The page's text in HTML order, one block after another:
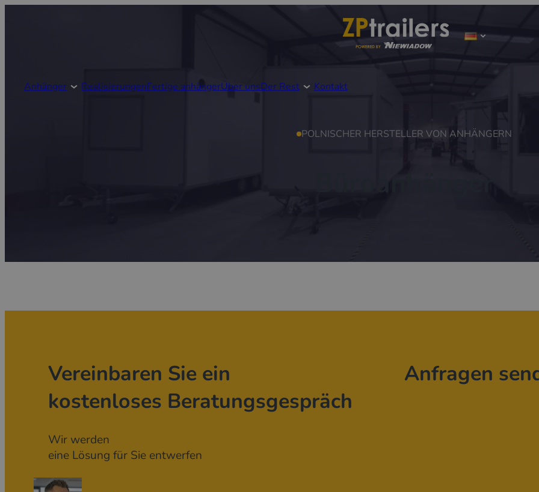
Anhänger RealisierungenFertige anhängerÜber unsDer Rest Kontakt
POLNISCHER HERSTELLER VON ANHÄNGERN
Vereinbaren Sie ein
kostenloses Beratungsgespräch
Wir werden
eine Lösung für Sie entwerfen
Anfragen